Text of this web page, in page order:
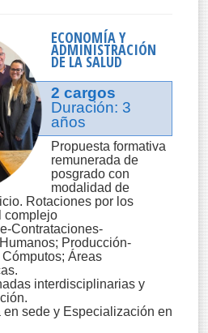
ECONOMÍA Y
ADMINISTRACIÓN
DE LA SALUD
2 cargos
Duración: 3
años
Propuesta formativa
remunerada de
posgrado con
modalidad de
Rotaciones por los
complejo
Contrataciones-
Producción-
Áreas
interdisciplinarias y
sede y Especialización en